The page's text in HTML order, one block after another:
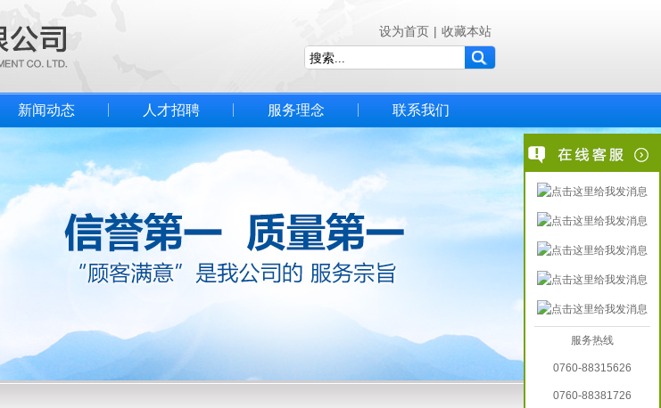
设为首页 | 收藏本站
新闻动态 人才招聘 服务理念 联系我们
服务热线
0760-88315626
0760-88381726